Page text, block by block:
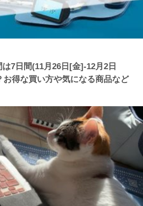
7日間(11月26日[金]-12月2日
得な買い方や気になる商品など